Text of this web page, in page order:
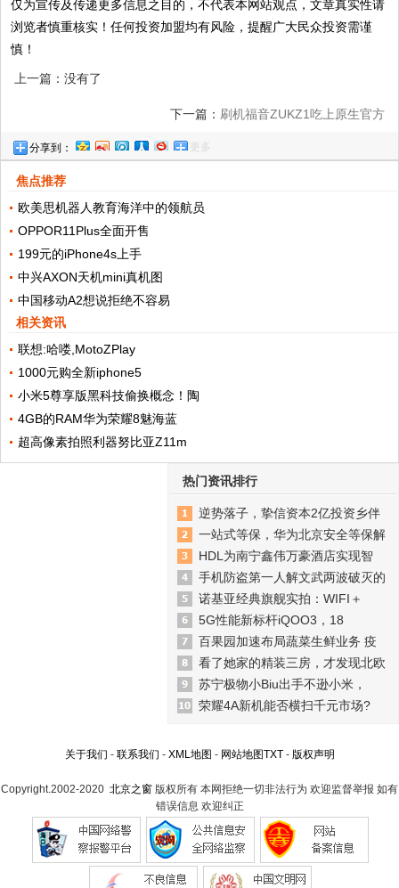
仅为宣传及传递更多信息之目的，不代表本网站观点，文章真实性请
浏览者慎重核实！任何投资加盟均有风险，提醒广大民众投资需谨
慎！
上一篇：没有了
下一篇： 刷机福音ZUKZ1吃上原生官方
分享到： 更多
焦点推荐
欧美思机器人教育海洋中的领航员
OPPOR11Plus全面开售
199元的iPhone4s上手
中兴AXON天机mini真机图
中国移动A2想说拒绝不容易
相关资讯
联想:哈喽,MotoZPlay
1000元购全新iphone5
小米5尊享版黑科技偷换概念！陶
4GB的RAM华为荣耀8魅海蓝
超高像素拍照利器努比亚Z11m
热门资讯排行
逆势落子，挚信资本2亿投资乡伴
一站式等保，华为北京安全等保解
HDL为南宁鑫伟万豪酒店实现智
手机防盗第一人解文武两波破灭的
诺基亚经典旗舰实拍：WIFI＋
5G性能新标杆iQOO3，18
百果园加速布局蔬菜生鲜业务 疫
看了她家的精装三房，才发现北欧
苏宁极物小Biu出手不逊小米，
荣耀4A新机能否横扫千元市场?
关于我们 - 联系我们 - XML地图 - 网站地图TXT- 版权声明
Copyright.2002-2020 北京之窗 版权所有 本网拒绝一切非法行为 欢迎监督举报 如有
错误信息 欢迎纠正